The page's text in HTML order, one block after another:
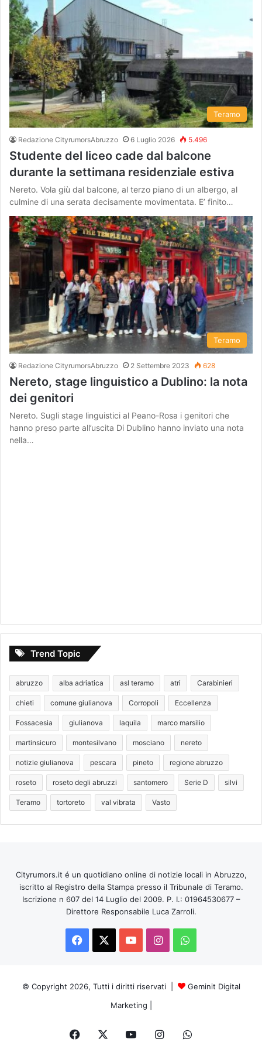
Teramo
Redazione CityrumorsAbruzzo 6 Luglio 2026 5.496
Studente del liceo cade dal balcone
durante la settimana residenziale estiva
Nereto. Vola giù dal balcone, al terzo piano di un albergo, al
culmine di una serata decisamente movimentata. E’ finito…
Teramo
Redazione CityrumorsAbruzzo 2 Settembre 2023 628
Nereto, stage linguistico a Dublino: la nota
dei genitori
Nereto. Sugli stage linguistici al Peano-Rosa i genitori che
hanno preso parte all’uscita Di Dublino hanno inviato una nota
nella…
Trend Topic
abruzzo alba adriatica asl teramo atri Carabinieri
chieti comune giulianova Corropoli Eccellenza
Fossacesia giulianova laquila marco marsilio
martinsicuro montesilvano mosciano nereto
notizie giulianova pescara pineto regione abruzzo
roseto roseto degli abruzzi santomero Serie D silvi
Teramo tortoreto val vibrata Vasto
Cityrumors.it é un quotidiano online di notizie locali in Abruzzo,
iscritto al Registro della Stampa presso il Tribunale di Teramo.
Iscrizione n 607 del 14 Luglio del 2009. P. I.: 01964530677 –
Direttore Responsabile Luca Zarroli.
Facebook
You InstagramWhatsApp
© Copyright 2026, Tutti i diritti riservati |
Geminit Digital
Marketing
Facebook InstagramWhatsApp